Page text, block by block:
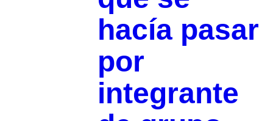
hacía pasar
por
integrante